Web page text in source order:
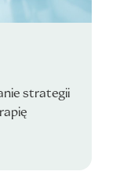
strategii